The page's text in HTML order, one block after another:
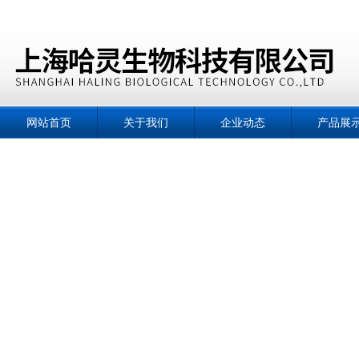
网站首页 关于我们 企业动态 产品展